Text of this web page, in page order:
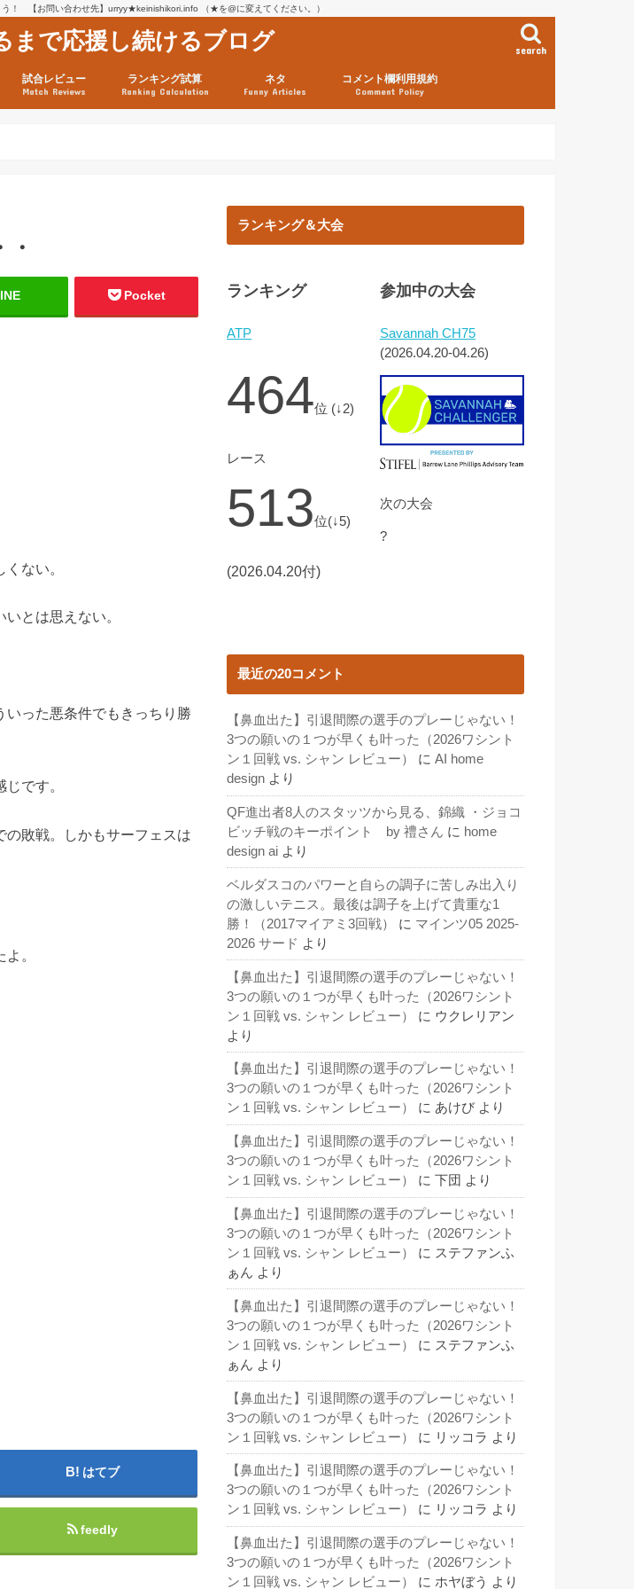
！ 【お問い合わせ先】urryy★keinishikori.info （★を@に変えてください。）
まで応援し続けるブログ search
試合レビュー
Match Reviews
ランキング試算
Ranking Calculation
ネタ
Funny Articles
コメント欄利用規約
Comment Policy
Pocket
ない。
とは思えない。
いった悪条件でもきっちり勝
です。
敗戦。しかもサーフェスは
。
はてブ
feedly
ランキング＆大会
ランキング
ATP
464位 (↓2)
レース
513位(↓5)
(2026.04.20付)
参加中の大会
Savannah CH75
(2026.04.20-04.26)
次の大会
?
最近の20コメント
【鼻血出た】引退間際の選手のプレーじゃない！
3つの願いの１つが早くも叶った（2026ワシント
ン１回戦 vs. シャン レビュー）
に AI home
design より
QF進出者8人のスタッツから見る、錦織 ・ジョコ
ビッチ戦のキーポイント by 禮さん に home
design ai より
ベルダスコのパワーと自らの調子に苦しみ出入り
の激しいテニス。最後は調子を上げて貴重な1
勝！（2017マイアミ3回戦）
に マインツ05 2025-
2026 サード より
【鼻血出た】引退間際の選手のプレーじゃない！
3つの願いの１つが早くも叶った（2026ワシント
ン１回戦 vs. シャン レビュー）
に ウクレリアン
より
【鼻血出た】引退間際の選手のプレーじゃない！
3つの願いの１つが早くも叶った（2026ワシント
ン１回戦 vs. シャン レビュー）
に あけび より
【鼻血出た】引退間際の選手のプレーじゃない！
3つの願いの１つが早くも叶った（2026ワシント
ン１回戦 vs. シャン レビュー）
に 下団 より
【鼻血出た】引退間際の選手のプレーじゃない！
3つの願いの１つが早くも叶った（2026ワシント
ン１回戦 vs. シャン レビュー）
に ステファンふ
ぁん より
【鼻血出た】引退間際の選手のプレーじゃない！
3つの願いの１つが早くも叶った（2026ワシント
ン１回戦 vs. シャン レビュー）
に ステファンふ
ぁん より
【鼻血出た】引退間際の選手のプレーじゃない！
3つの願いの１つが早くも叶った（2026ワシント
ン１回戦 vs. シャン レビュー）
に リッコラ より
【鼻血出た】引退間際の選手のプレーじゃない！
3つの願いの１つが早くも叶った（2026ワシント
ン１回戦 vs. シャン レビュー）
に リッコラ より
【鼻血出た】引退間際の選手のプレーじゃない！
3つの願いの１つが早くも叶った（2026ワシント
ン１回戦 vs. シャン レビュー）
に ホヤぼう より